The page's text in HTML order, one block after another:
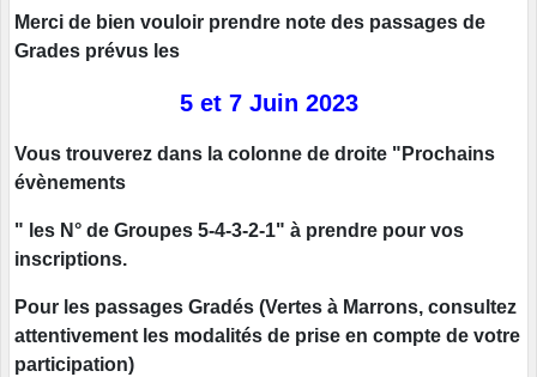
Merci de bien vouloir prendre note des passages de
Grades prévus les
5 et 7 Juin 2023
Vous trouverez dans la colonne de droite "Prochains
évènements
" les N° de Groupes 5-4-3-2-1" à prendre pour vos
inscriptions.
Pour les passages Gradés (Vertes à Marrons, consultez
attentivement les modalités de prise en compte de votre
participation)